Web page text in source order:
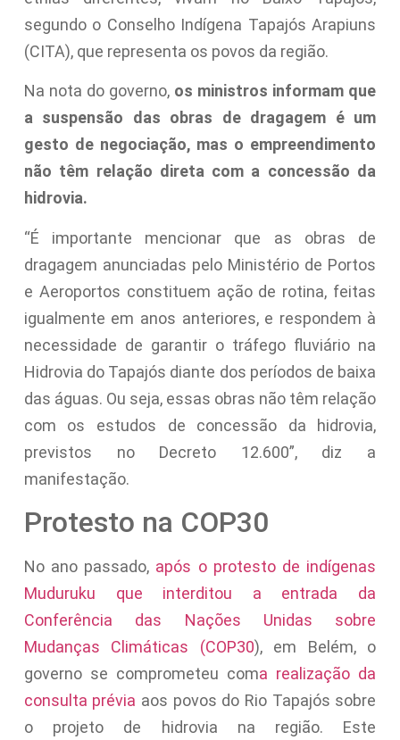
segundo o Conselho Indígena Tapajós Arapiuns
(CITA), que representa os povos da região.
Na nota do governo, os ministros informam que
a suspensão das obras de dragagem é um
gesto de negociação, mas o empreendimento
não têm relação direta com a concessão da
hidrovia.
“É importante mencionar que as obras de
dragagem anunciadas pelo Ministério de Portos
e Aeroportos constituem ação de rotina, feitas
igualmente em anos anteriores, e respondem à
necessidade de garantir o tráfego fluviário na
Hidrovia do Tapajós diante dos períodos de baixa
das águas. Ou seja, essas obras não têm relação
com os estudos de concessão da hidrovia,
previstos no Decreto 12.600”, diz a
manifestação.
Protesto na COP30
No ano passado, após o protesto de indígenas
Muduruku que interditou a entrada da
Conferência das Nações Unidas sobre
Mudanças Climáticas (COP30), em Belém, o
governo se comprometeu coma realização da
consulta prévia aos povos do Rio Tapajós sobre
o projeto de hidrovia na região. Este